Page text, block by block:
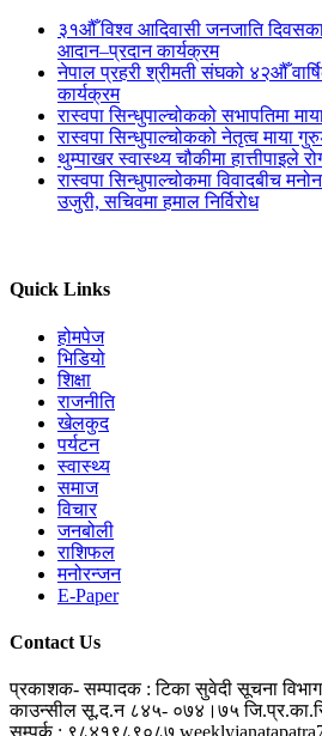
३१औँ विश्व आदिवासी जनजाति
आदान–प्रदान कार्यक्रम
नेपाल प्रहरी श्रीमती संघको ४२औँ
कार्यक्रम
रास्वपा सिन्धुपाल्चोकको सभापतिमा
रास्वपा सिन्धुपाल्चोकको नेतृत्व माया
थुम्पाखर स्वास्थ्य चौकीमा हात्तीपाइले
रास्वपा सिन्धुपाल्चोकमा विवादबीच
उजुरी, सचिवमा हमाल निर्विरोध
Quick Links
होमपेज
भिडियो
शिक्षा
राजनीति
खेलकुद
पर्यटन
स्वास्थ्य
समाज
विचार
जनबोली
राशिफल
मनोरन्जन
E-Paper
Contact Us
प्रकाशक- सम्पादक : टिका सुवेदी सूचना
काउन्सील सू.द.न ८४५- ०७४।७५
सम्पर्क : ९८४१९८९०८७